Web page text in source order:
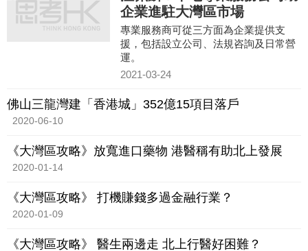
企業進駐大灣區市場
專業服務商可從三方面為企業提供支
援，包括設立公司、法規咨詢及日常營
運。
2021-03-24
佛山三龍灣建「香港城」352億15項目落戶
2020-06-10
《大灣區攻略》放寬進口藥物 港醫稱有助北上發展
2020-01-14
《大灣區攻略》 打機賺錢多過金融行業？
2020-01-09
《大灣區攻略》 醫生兩邊走 北上行醫好困難？